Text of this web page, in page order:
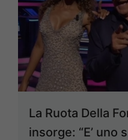
La Ruota Della
insorge: “E’ uno